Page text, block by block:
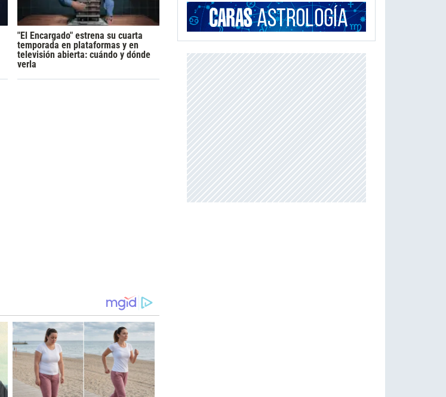
"El Encargado" estrena su cuarta
temporada en plataformas y en
televisión abierta: cuándo y dónde
verla